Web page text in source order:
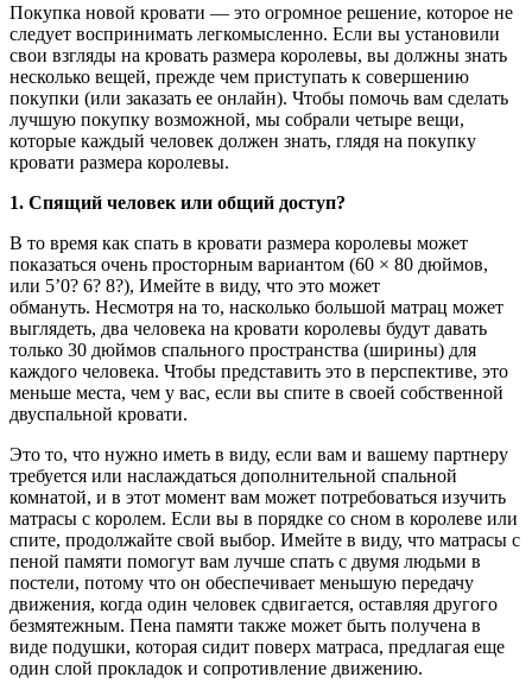
Покупка новой кровати — это огромное решение, которое не
следует воспринимать легкомысленно. Если вы установили
свои взгляды на кровать размера королевы, вы должны знать
несколько вещей, прежде чем приступать к совершению
покупки (или заказать ее онлайн). Чтобы помочь вам сделать
лучшую покупку возможной, мы собрали четыре вещи,
которые каждый человек должен знать, глядя на покупку
кровати размера королевы.
1. Спящий человек или общий доступ?
В то время как спать в кровати размера королевы может
показаться очень просторным вариантом (60 × 80 дюймов,
или 5’0? 6? 8?), Имейте в виду, что это может
обмануть. Несмотря на то, насколько большой матрац может
выглядеть, два человека на кровати королевы будут давать
только 30 дюймов спального пространства (ширины) для
каждого человека. Чтобы представить это в перспективе, это
меньше места, чем у вас, если вы спите в своей собственной
двуспальной кровати.
Это то, что нужно иметь в виду, если вам и вашему партнеру
требуется или наслаждаться дополнительной спальной
комнатой, и в этот момент вам может потребоваться изучить
матрасы с королем. Если вы в порядке со сном в королеве или
спите, продолжайте свой выбор. Имейте в виду, что матрасы с
пеной памяти помогут вам лучше спать с двумя людьми в
постели, потому что он обеспечивает меньшую передачу
движения, когда один человек сдвигается, оставляя другого
безмятежным. Пена памяти также может быть получена в
виде подушки, которая сидит поверх матраса, предлагая еще
один слой прокладок и сопротивление движению.